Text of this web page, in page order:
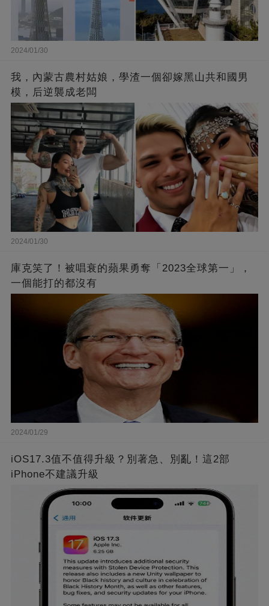
2024/01/30
我，內蒙古農村姑娘，學渣一個卻嫁黑山共和國男
模，后逆襲成老闆
2024/01/30
庫克笑了！被唱衰的蘋果勇奪「2023全球第一」，
一個能打的都沒有
2024/01/29
iOS17.3值不值得升級？別著急、別亂！這2部
iPhone不建議升級